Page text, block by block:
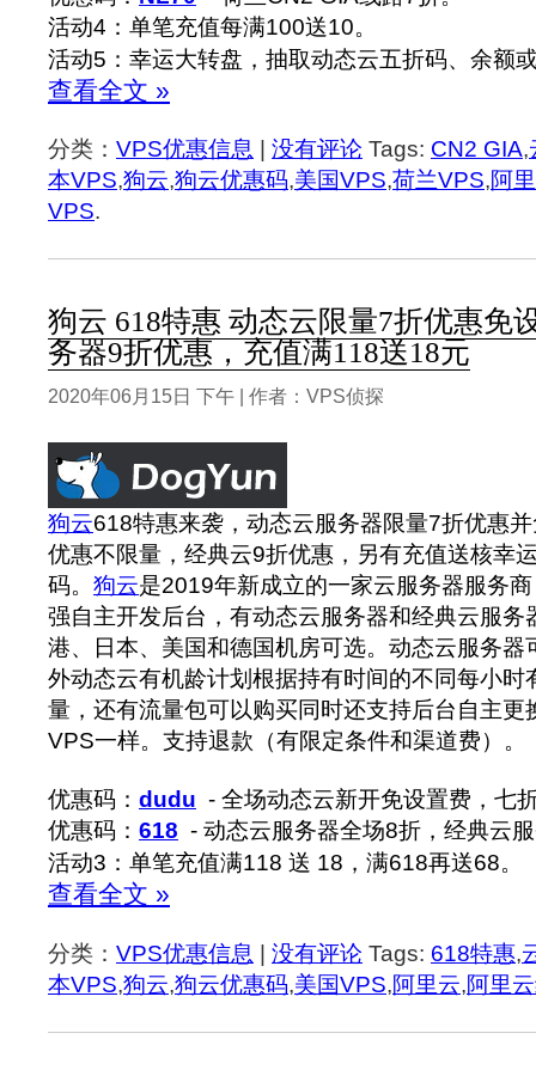
活动4：单笔充值每满100送10。
活动5：幸运大转盘，抽取动态云五折码、余额
查看全文 »
分类： VPS优惠信息 没有评论 Tags: CN2 GIA,
本VPS,狗云,狗云优惠码,美国VPS,荷兰VPS,阿
VPS.
狗云 618特惠 动态云限量7折优惠免
务器9折优惠，充值满118送18元
2020年06月15日 下午 | 作者：VPS侦探
狗云618特惠来袭，动态云服务器限量7折优惠
优惠不限量，经典云9折优惠，另有充值送核幸
码。 狗云是2019年新成立的一家云服务器服务
强自主开发后台，有动态云服务器和经典云服务
港、日本、美国和德国机房可选。动态云服务器
外动态云有机龄计划根据持有时间的不同每小时
量，还有流量包可以购买同时还支持后台自主更
VPS一样。支持退款（有限定条件和渠道费）。
优惠码： dudu - 全场动态云新开免设置费，七
优惠码： 618 - 动态云服务器全场8折，经典云
活动3：单笔充值满118 送 18，满618再送68。
查看全文 »
分类： VPS优惠信息 | 没有评论 Tags: 618特惠,
本VPS,狗云,狗云优惠码,美国VPS,阿里云,阿里